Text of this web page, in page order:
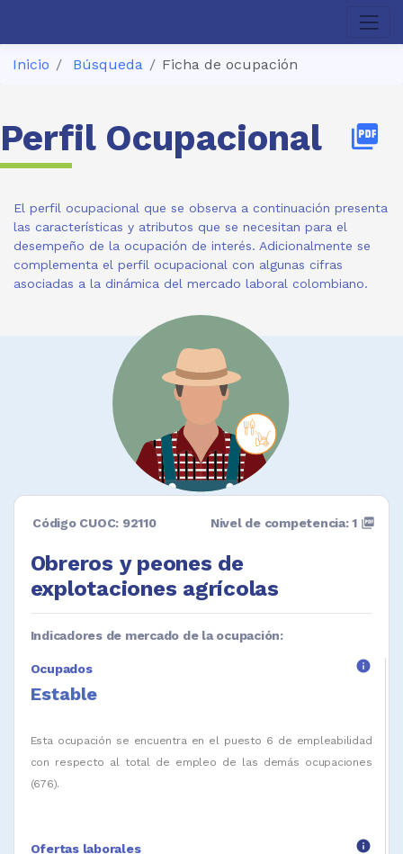
Inicio Búsqueda Ficha de ocupación
Perfil Ocupacional picture_as_pdf
El perfil ocupacional que se observa a continuación presenta
las características y atributos que se necesitan para el
desempeño de la ocupación de interés. Adicionalmente se
complementa el perfil ocupacional con algunas cifras
asociadas a la dinámica del mercado laboral colombiano.
Código CUOC: 92110
Obreros y peones de
explotaciones agrícolas
Nivel de competencia: 1 picture_as_pdf
Indicadores de mercado de la ocupación:
Ocupados info
Estable
Esta ocupación se encuentra en el puesto 6 de empleabilidad
con respecto al total de empleo de las demás ocupaciones
(676).
Ofertas laborales info